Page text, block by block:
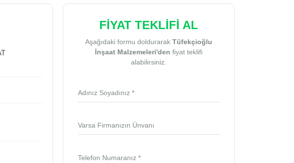
FİYAT TEKLİFİ AL
Aşağıdaki formu doldurarak Tüfekçioğlu
İnşaat Malzemeleri'den fiyat teklifi
alabilirsiniz.
Adınız Soyadınız *
Varsa Firmanızın Ünvanı
Telefon Numaranız *